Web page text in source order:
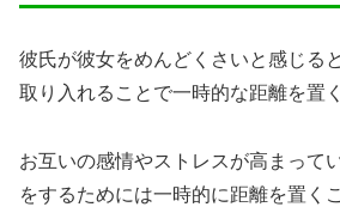
彼氏が彼女をめんどくさいと感じる
取り入れることで一時的な距離を置
お互いの感情やストレスが高まって
をするためには一時的に距離を置く